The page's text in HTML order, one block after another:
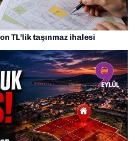
TL’lik taşınmaz ihalesi